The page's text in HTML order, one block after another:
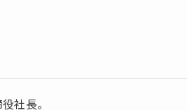
社長。